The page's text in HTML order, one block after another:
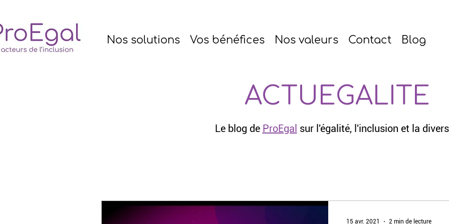
Nos solutions Vos bénéfices Nos valeurs Contact Blog
ACTUEGALITE
Le blog de ProEgal sur l'égalité, l'inclusion et la
15 avr. 2021 2 min de lecture